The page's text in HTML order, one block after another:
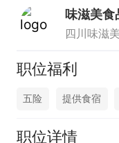
味滋美食
四川味滋
职位福利
五险 提供食宿
职位详情